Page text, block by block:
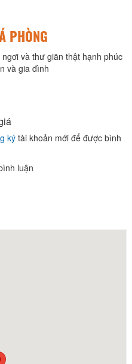
PHÒNG
và thư giãn thật hạnh phúc
và gia đình
ký tài khoản mới để được bình
luận